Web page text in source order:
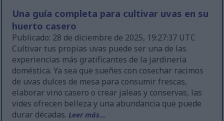
Una guía completa para cultivar uvas en su
huerto casero
Publicado: 28 de diciembre de 2025, 19:27:37 UTC
Cultivar tus propias uvas puede ser una de las
experiencias más gratificantes de la jardinería
doméstica. Ya sea que sueñes con cosechar racimos
de uvas dulces de mesa para consumir frescas,
elaborar vino casero o crear jaleas y conservas, las
vides ofrecen belleza y una abundancia que puede
durar décadas.Leer más...